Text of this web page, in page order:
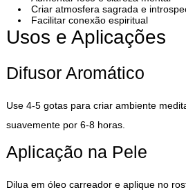
Criar atmosfera sagrada e
Facilitar conexão espiritual
Usos e Aplicações
Difusor Aromático
Use 4-5 gotas para criar ambiente
suavemente por 6-8 horas.
Aplicação na Pele
Dilua em óleo carreador e aplique no